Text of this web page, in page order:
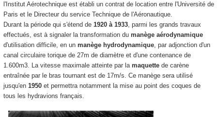
l'Institut Aérotechnique est établi un contrat de location entre l'Université de
Paris et le Directeur du service Technique de l'Aéronautique.
Durant la période qui s'étend de 1920 à 1933, parmi les grands travaux
effectués, est à signaler la transformation du manège aérodynamique
d'utilisation difficile, en un manège hydrodynamique, par adjonction d'un
canal circulaire torique de 27m de diamètre et d'une contenance de
1.600m3. La vitesse maximale atteinte par la maquette de carène
entraînée par le bras tournant est de 17m/s. Ce manège sera utilisé
jusqu'en 1950et permettra notamment la mise au point des coques de
tous les hydravions français.